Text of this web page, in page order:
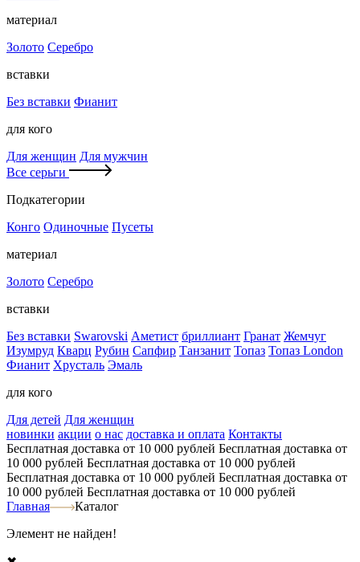
материал
Золото Серебро
вставки
Без вставки Фианит
для кого
Для женщин Для мужчин
Все серьги
Подкатегории
Конго Одиночные Пусеты
материал
Золото Серебро
вставки
Без вставки Swarovski Аметист бриллиант Гранат Жемчуг
Изумруд Кварц Рубин Сапфир Танзанит Топаз Топаз London
Фианит Хрусталь Эмаль
для кого
Для детей Для женщин
новинки акции о нас доставка и оплата Контакты
Бесплатная доставка от 10 000 рублей Бесплатная доставка от
10 000 рублей Бесплатная доставка от 10 000 рублей
Бесплатная доставка от 10 000 рублей Бесплатная доставка от
10 000 рублей Бесплатная доставка от 10 000 рублей
Главная
Каталог
Элемент не найден!